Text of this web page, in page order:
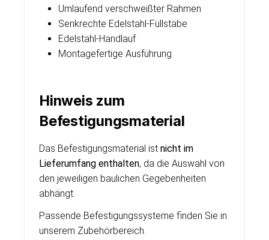
Umlaufend verschweißter Rahmen
Senkrechte Edelstahl-Füllstäbe
Edelstahl-Handlauf
Montagefertige Ausführung
Hinweis zum
Befestigungsmaterial
Das Befestigungsmaterial ist nicht im
Lieferumfang enthalten, da die Auswahl von
den jeweiligen baulichen Gegebenheiten
abhängt.
Passende Befestigungssysteme finden Sie in
unserem Zubehörbereich.